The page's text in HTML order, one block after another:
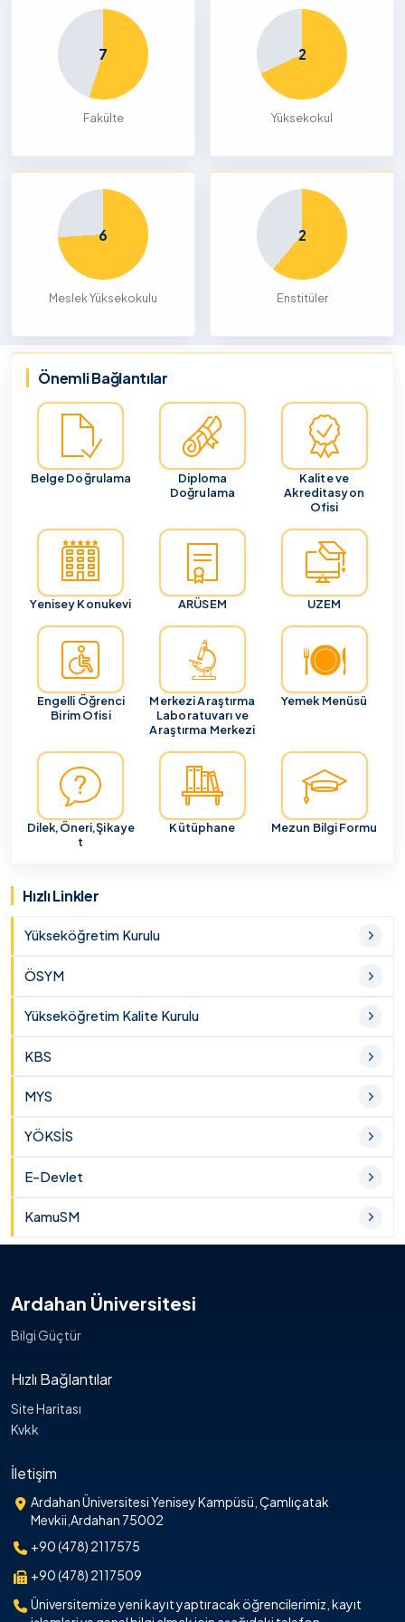
7
Fakülte
2
Yüksekokul
6
Meslek Yüksekokulu
2
Enstitüler
Önemli Bağlantılar
Belge Doğrulama
Diploma
Doğrulama
Kalite ve
Akreditasyon
Ofisi
Yenisey Konukevi ARÜSEM UZEM
Engelli Öğrenci
Birim Ofisi
Merkezi Araştırma
Laboratuvarı ve
Araştırma Merkezi
Yemek Menüsü
Dilek,Öneri,Şikaye
t
Kütüphane Mezun Bilgi Formu
Hızlı Linkler
Yükseköğretim Kurulu
ÖSYM
Yükseköğretim Kalite Kurulu
KBS
MYS
YÖKSİS
E-Devlet
KamuSM
Ardahan Üniversitesi
Bilgi Güçtür
Hızlı Bağlantılar
Site Haritası
Kvkk
İletişim
Ardahan Üniversitesi Yenisey Kampüsü, Çamlıçatak
Mevkii,Ardahan 75002
+90 (478) 2117575
+90 (478) 2117509
Üniversitemize yeni kayıt yaptıracak öğrencilerimiz, kayıt